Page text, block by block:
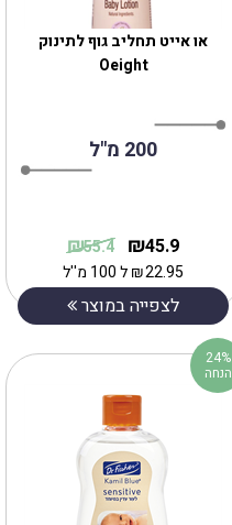
‎או אייט תחליב גוף לתינוק
Oeight
200 מ"ל
45.9
₪
55.4
₪
22.95
₪ל 100 מ''ל
לצפייה במוצר
24%
הנחה